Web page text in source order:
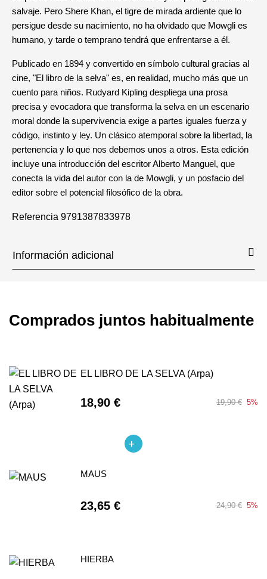
salvaje. Pero Shere Khan, el tigre de mirada ardiente que lo
persigue desde su nacimiento, no ha olvidado que Mowgli es
humano, y tarde o temprano tendrá que enfrentarse a él.
Publicado en 1894 y convertido en símbolo cultural gracias al
cine, "El libro de la selva" es, en realidad, mucho más que un
cuento para niños. Rudyard Kipling despliega una prosa
precisa y evocadora que transforma la selva en un escenario
moral donde la supervivencia exige a partes iguales fuerza y
código, instinto y ley. Un clásico atemporal sobre la libertad, la
pertenencia y lo que nos debemos unos a otros. Esta edición
incluye una introducción del escritor Alberto Manguel, que
conecta la vida del autor con la de Mowgli, y un posfacio del
editor sobre el potencial filosófico de la obra.
Referencia 9791387833978
Información adicional
Comprados juntos habitualmente
EL LIBRO DE LA SELVA (Arpa)
18,90 € 19,90 € 5%
MAUS
23,65 € 24,90 € 5%
HIERBA